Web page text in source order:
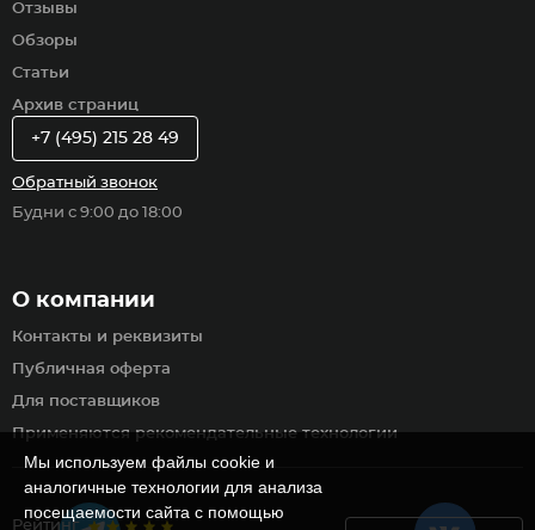
Рейтинг
Отзывы
Обзоры
Статьи
Архив страниц
О компании
Контакты и реквизиты
Публичная оферта
Для поставщиков
Применяются рекомендательные технологии
+7 (495) 215 28 49
Обратный звонок
Будни с 9:00 до 18:00
Мы используем файлы cookie и
аналогичные технологии для анализа
посещаемости сайта с помощью